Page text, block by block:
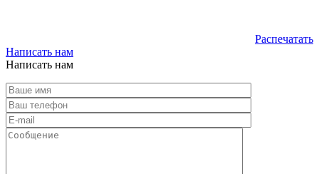
Распечатать
Написать нам
Написать нам